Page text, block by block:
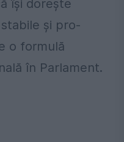
își dorește
și pro-
o formulă
în Parlament.